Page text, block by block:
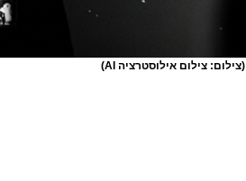
(צילום: צילום אילוסטרציה AI)